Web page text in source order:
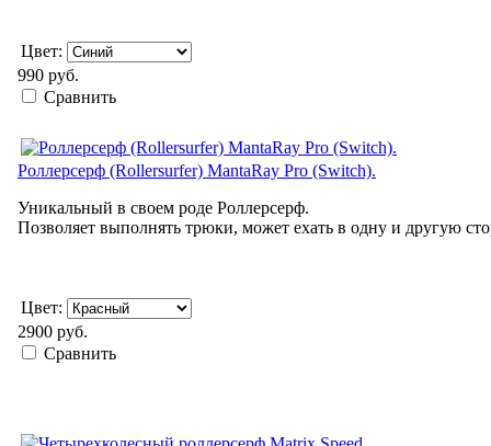
Цвет:
990 руб.
Сравнить
Роллерсерф (Rollersurfer) MantaRay Pro (Switch).
Уникальный в своем роде Роллерсерф.
Позволяет выполнять трюки, может ехать в одну и другую
Цвет:
2900 руб.
Сравнить